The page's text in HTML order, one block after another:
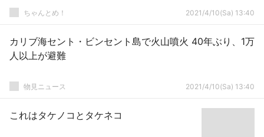
ちゃんとめ！ 2021/4/10(Sa) 13:40
カリブ海セント・ビンセント島で火山噴火 40年ぶり、1万
人以上が避難
物見ニュース 2021/4/10(Sa) 13:40
これはタケノコとタケネコ